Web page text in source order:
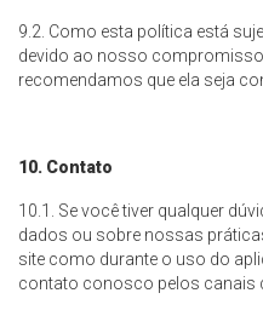
9.2. Como esta política está
devido ao nosso
recomendamos que ela seja
10. Contato
10.1. Se você tiver qualquer
dados ou sobre nossas
site como durante o uso do
contato conosco pelos canais